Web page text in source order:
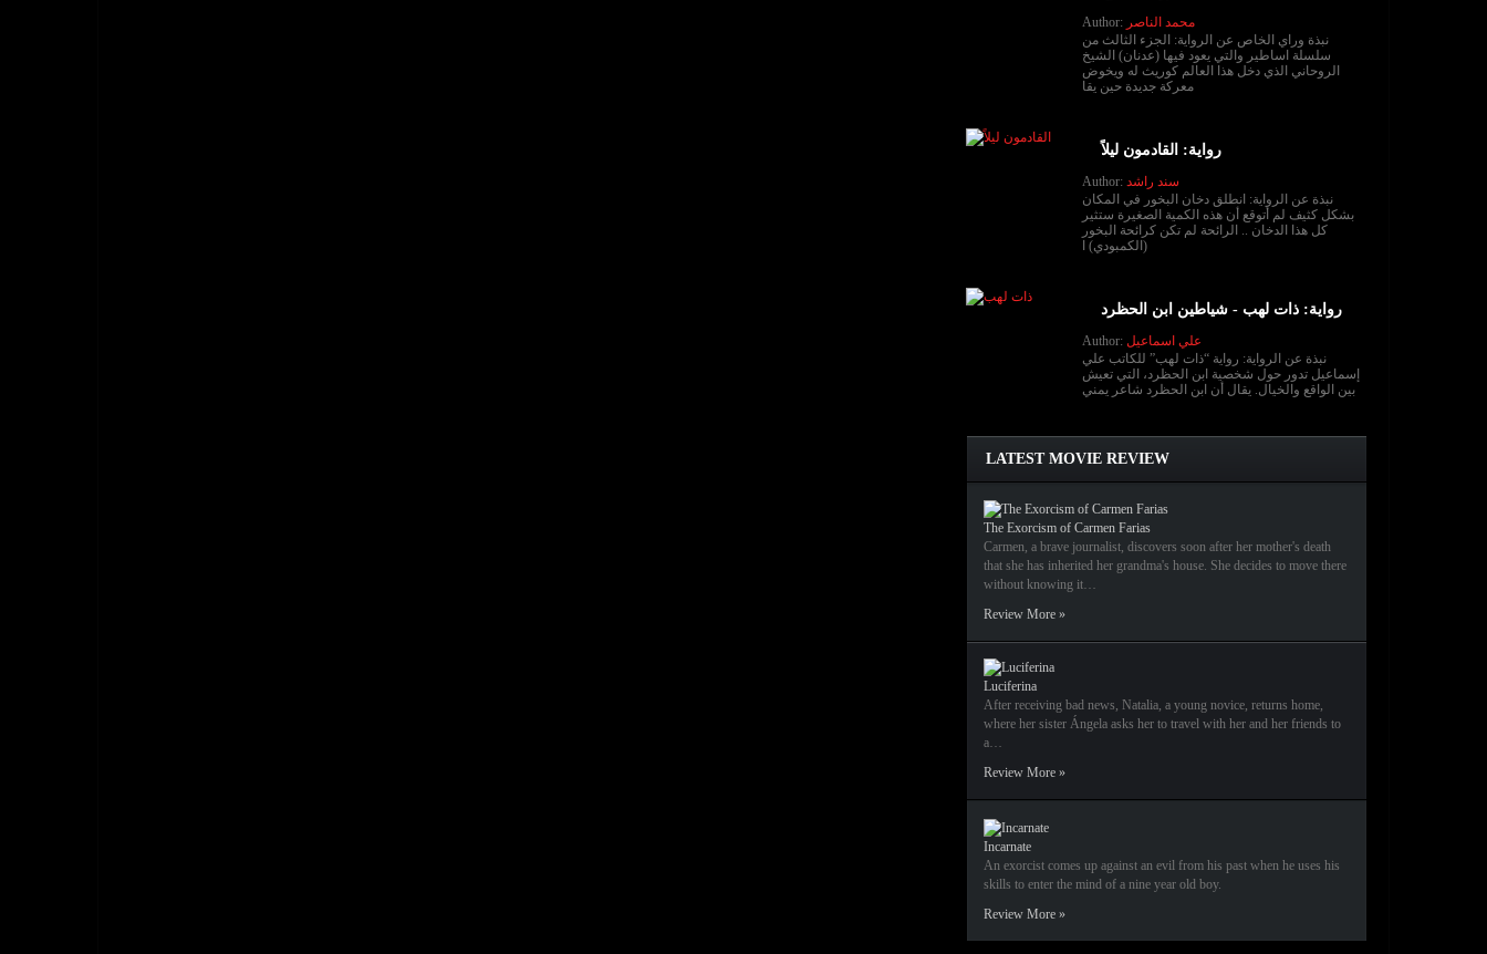
Author: محمد الناصر
نبذة وراي الخاص عن الرواية: الجزء الثالث من
سلسلة اساطير والتي يعود فيها (عدنان) الشيخ
الروحاني الذي دخل هذا العالم كوريث له ويخوض
معركة جديدة حين يقا
رواية: القادمون ليلاً
Author: سند راشد
نبذة عن الرواية: انطلق دخان البخور في المكان
بشكل كثيف لم أتوقع أن هذه الكمية الصغيرة ستثير
كل هذا الدخان .. الرائحة لم تكن كرائحة البخور
(الكمبودي) ا
رواية: ذات لهب - شياطين ابن الحظرد
Author: علي اسماعيل
نبذة عن الرواية: رواية “ذات لهب” للكاتب علي
إسماعيل تدور حول شخصية ابن الحظرد، التي تعيش
بين الواقع والخيال. يقال أن ابن الحظرد شاعر يمني
LATEST MOVIE REVIEW
The Exorcism of Carmen Farias
Carmen, a brave journalist, discovers soon after her mother's death
that she has inherited her grandma's house. She decides to move there
without knowing it…
Review More »
Luciferina
After receiving bad news, Natalia, a young novice, returns home,
where her sister Ángela asks her to travel with her and her friends to
a…
Review More »
Incarnate
An exorcist comes up against an evil from his past when he uses his
skills to enter the mind of a nine year old boy.
Review More »